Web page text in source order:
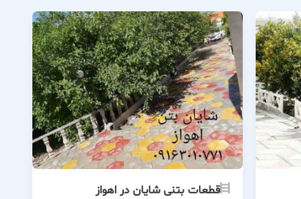
قطعات بتنی شایان در اهواز